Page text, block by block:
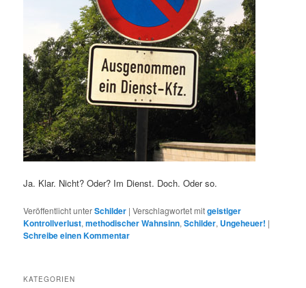
Ja. Klar. Nicht? Oder? Im Dienst. Doch. Oder so.
Veröffentlicht unterSchilder |Verschlagwortet mitgeistiger
Kontrollverlust,methodischer Wahnsinn,Schilder, Ungeheuer! |
Schreibe einen Kommentar
KATEGORIEN